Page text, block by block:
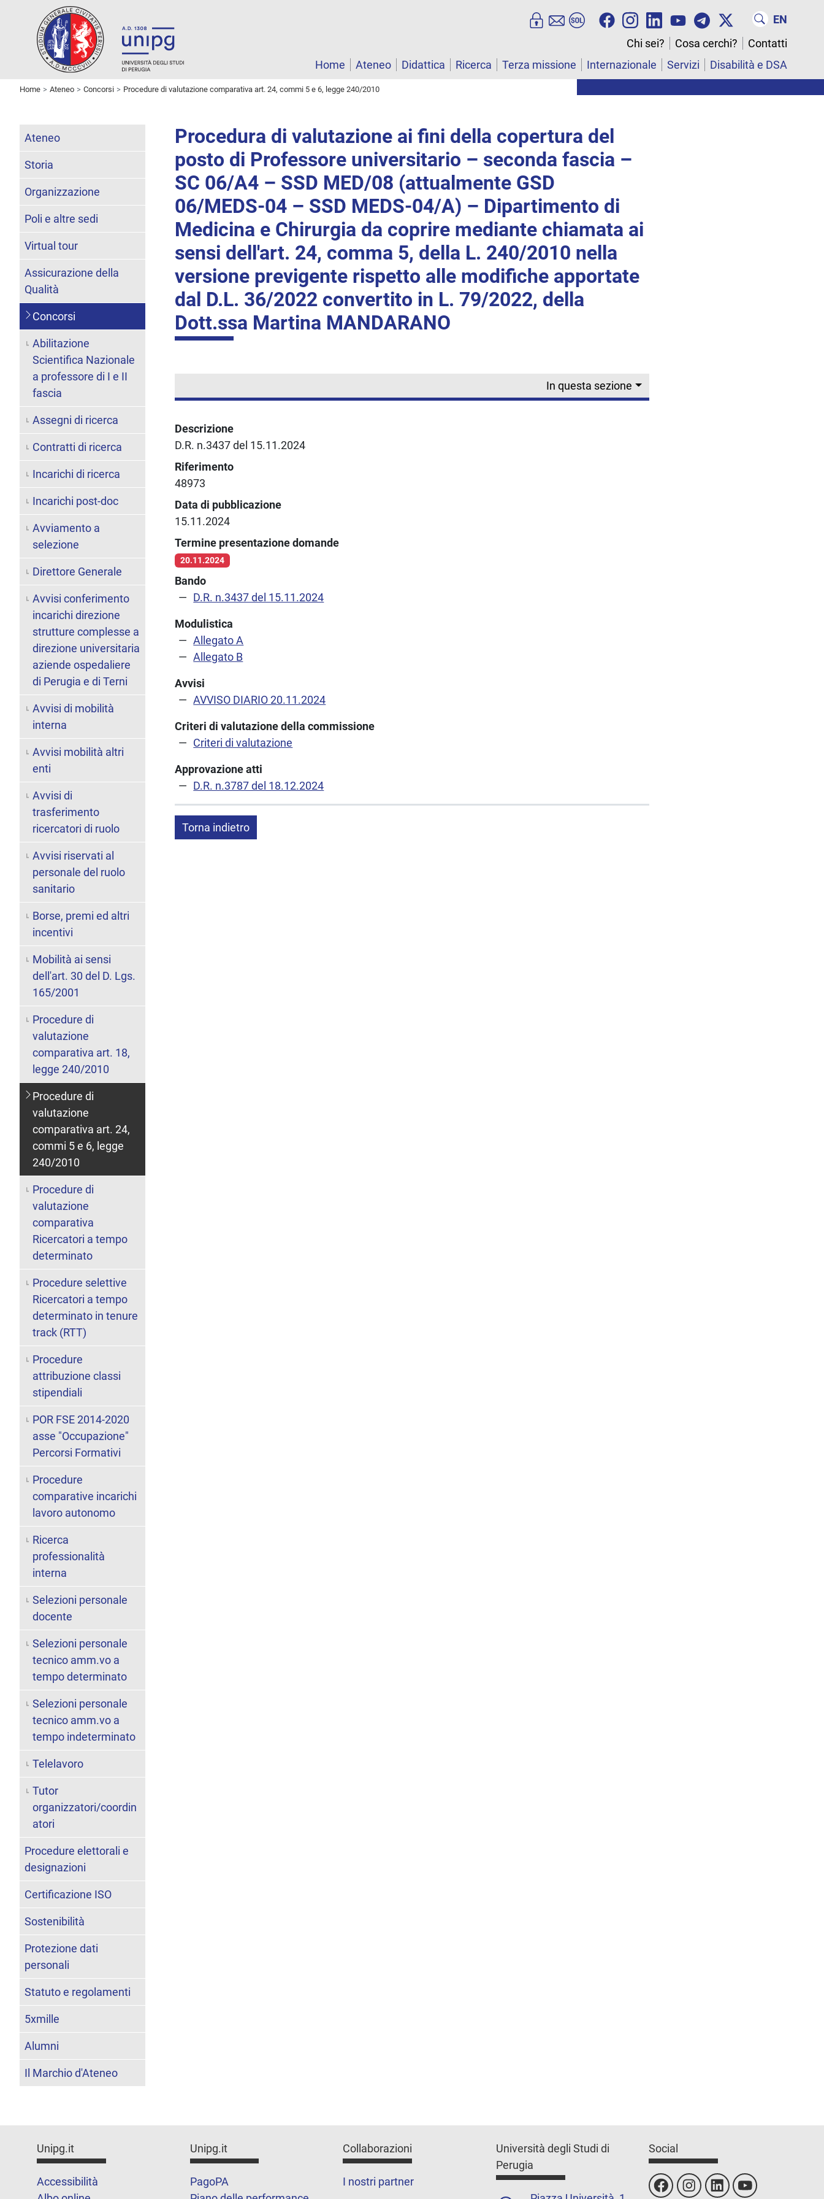
EN
Chi sei?
Cosa cerchi?
Contatti
Home
Ateneo Didattica Ricerca Terza missione Internazionale Servizi Disabilità e DSA
Home Ateneo Concorsi Procedure di valutazione comparativa art. 24, commi 5 e 6, legge 240/2010
Procedura di valutazione ai fini della copertura del
posto di Professore universitario – seconda fascia –
SC 06/A4 – SSD MED/08 (attualmente GSD
06/MEDS-04 – SSD MEDS-04/A) – Dipartimento di
Medicina e Chirurgia da coprire mediante chiamata ai
sensi dell'art. 24, comma 5, della L. 240/2010 nella
versione previgente rispetto alle modifiche apportate
dal D.L. 36/2022 convertito in L. 79/2022, della
Dott.ssa Martina MANDARANO
In questa sezione
Descrizione
D.R. n.3437 del 15.11.2024
Riferimento
48973
Data di pubblicazione
15.11.2024
Termine presentazione domande
20.11.2024
Bando
D.R. n.3437 del 15.11.2024
Modulistica
Allegato A
Allegato B
Avvisi
AVVISO DIARIO 20.11.2024
Criteri di valutazione della commissione
Criteri di valutazione
Approvazione atti
D.R. n.3787 del 18.12.2024
Torna indietro
Ateneo
Storia
Organizzazione
Poli e altre sedi
Virtual tour
Assicurazione della
Qualità
Concorsi
Abilitazione
Scientifica Nazionale
a professore di I e II
fascia
Assegni di ricerca
Contratti di ricerca
Incarichi di ricerca
Incarichi post-doc
Avviamento a
selezione
Direttore Generale
Avvisi conferimento
incarichi direzione
strutture complesse a
direzione universitaria
aziende ospedaliere
di Perugia e di Terni
Avvisi di mobilità
interna
Avvisi mobilità altri
enti
Avvisi di
trasferimento
ricercatori di ruolo
Avvisi riservati al
personale del ruolo
sanitario
Borse, premi ed altri
incentivi
Mobilità ai sensi
dell'art. 30 del D. Lgs.
165/2001
Procedure di
valutazione
comparativa art. 18,
legge 240/2010
Procedure di
valutazione
comparativa art. 24,
commi 5 e 6, legge
240/2010
Procedure di
valutazione
comparativa
Ricercatori a tempo
determinato
Procedure selettive
Ricercatori a tempo
determinato in tenure
track (RTT)
Procedure
attribuzione classi
stipendiali
POR FSE 2014-2020
asse "Occupazione"
Percorsi Formativi
Procedure
comparative incarichi
lavoro autonomo
Ricerca
professionalità
interna
Selezioni personale
docente
Selezioni personale
tecnico amm.vo a
tempo determinato
Selezioni personale
tecnico amm.vo a
tempo indeterminato
Telelavoro
Tutor
organizzatori/coordin
atori
Procedure elettorali e
designazioni
Certificazione ISO
Sostenibilità
Protezione dati
personali
Statuto e regolamenti
5xmille
Alumni
Il Marchio d'Ateneo
Unipg.it
Accessibilità
Unipg.it
PagoPA
Collaborazioni
I nostri partner
Università degli Studi di
Perugia
Social